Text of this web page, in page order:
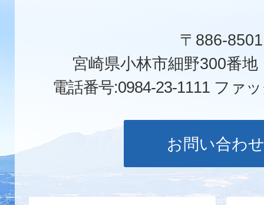
〒886-8501
宮崎県小林市細野300番
電話番号:0984-23-1111 ファ
お問い合わせ